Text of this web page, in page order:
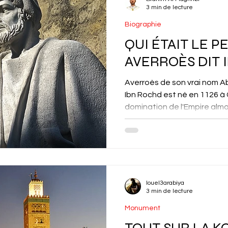
accompagnant l’évolution
échanges commerci
QUI ÉTAIT LE
AVERROÈS DIT
Averroès de son vrai nom
Ibn Rochd est né en 1126 à
domination de l'Empire
Biographie
3 min de lecture
Monument
louel3arabiya
3 min de lecture